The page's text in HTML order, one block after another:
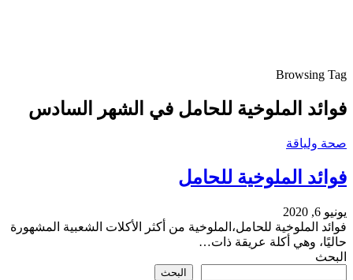
Browsing Tag
فوائد الملوخية للحامل في الشهر السادس
صحة ولياقة
فوائد الملوخية للحامل
يونيو 6, 2020
فوائد الملوخية للحامل،الملوخية من أكثر الأكلات الشعبية المشهورة
حاليًا، وهي أكلة عريقة ذات…
البحث
البحث